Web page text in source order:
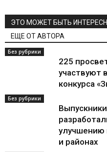
ЭТО МОЖЕТ БЫТЬ
ЕЩЕ ОТ АВТОРА
Без рубрики
225
участвуют
конкурса
Без рубрики
улучшению
и районах